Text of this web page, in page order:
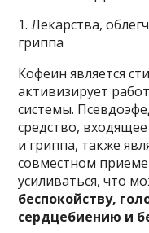
1. Лекарства,
гриппа
Кофеин является
активизирует
системы.
средство,
и гриппа, также
совместном
усиливаться, что
беспокойству,
сердцебиению и